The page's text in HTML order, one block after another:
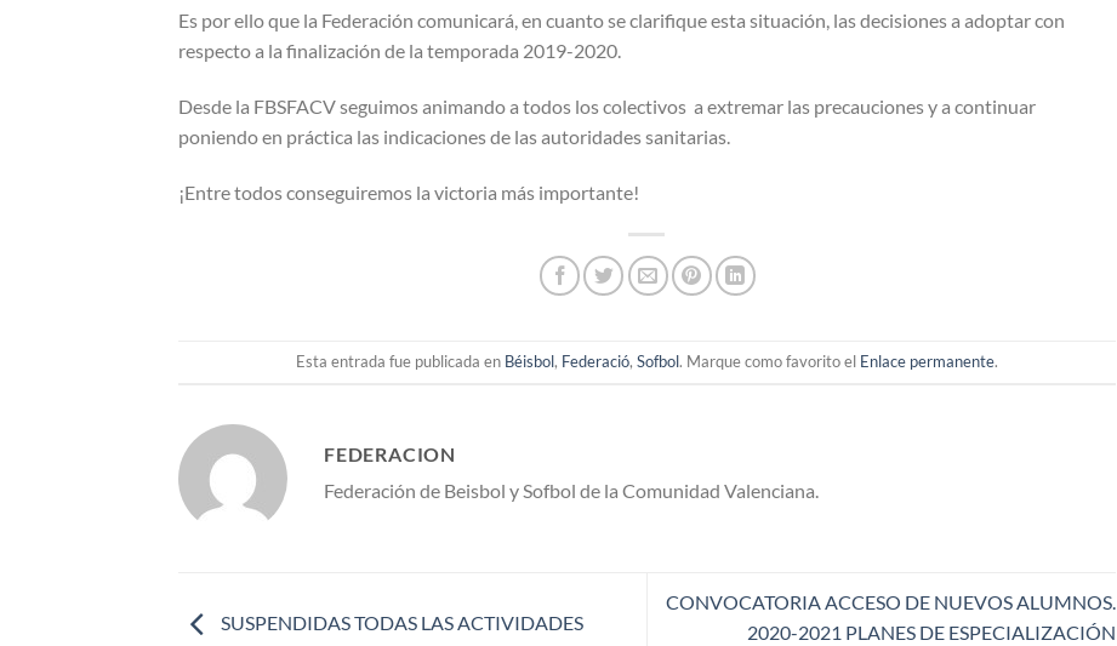
Es por ello que la Federación comunicará, en cuanto se clarifique esta situación, las decisiones a adoptar con
respecto a la finalización de la temporada 2019-2020.
Desde la FBSFACV seguimos animando a todos los colectivos a extremar las precauciones y a continuar
poniendo en práctica las indicaciones de las autoridades sanitarias.
¡Entre todos conseguiremos la victoria más importante!
Esta entrada fue publicada en Béisbol, Federació, Sofbol. Marque como favorito el Enlace permanente.
FEDERACION
Federación de Beisbol y Sofbol de la Comunidad Valenciana.
SUSPENDIDAS TODAS LAS ACTIVIDADES
CONVOCATORIA ACCESO DE NUEVOS ALUMNOS.
2020-2021 PLANES DE ESPECIALIZACIÓN